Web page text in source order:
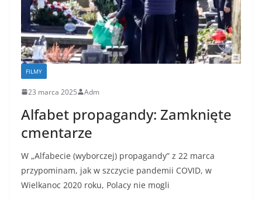
FILMY
23 marca 2025 Adm
Alfabet propagandy: Zamknięte
cmentarze
W „Alfabecie (wyborczej) propagandy” z 22 marca
przypominam, jak w szczycie pandemii COVID, w
Wielkanoc 2020 roku, Polacy nie mogli